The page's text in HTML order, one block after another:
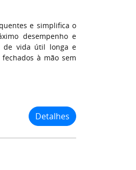
e simplifica o
desempenho e
de vida útil longa e
à mão sem
Detalhes